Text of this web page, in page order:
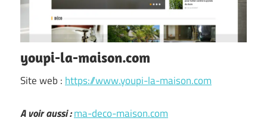
youpi-la-maison.com
Site web : https://www.youpi-la-maison.com
A voir aussi :ma-deco-maison.com